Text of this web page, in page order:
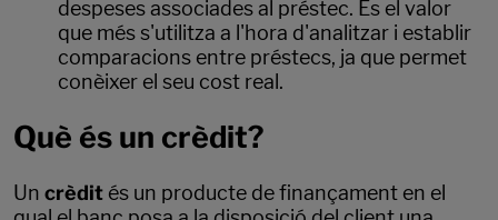
despeses associades al préstec. És el valor
que més s'utilitza a l'hora d'analitzar i establir
comparacions entre préstecs, ja que permet
conèixer el seu cost real.
Què és un crèdit?
Un crèdit és un producte de finançament en el